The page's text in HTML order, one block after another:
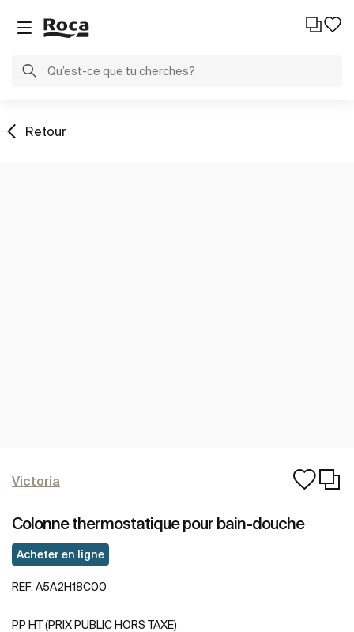
Retour
Victoria
Colonne thermostatique pour bain-douche
Acheter en ligne
REF: A5A2H18C00
PP HT (PRIX PUBLIC HORS TAXE)